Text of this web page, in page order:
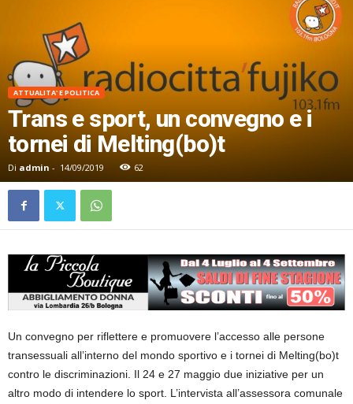
ATTUALITA' E POLITICA
Trans e sport, un convegno e i
tornei di Melting(bo)t
Di admin - 14/09/2019 62
Un convegno per riflettere e promuovere l’accesso alle persone
transessuali all’interno del mondo sportivo e i tornei di Melting(bo)t
contro le discriminazioni. Il 24 e 27 maggio due iniziative per un
altro modo di intendere lo sport. L’intervista all’assessora comunale